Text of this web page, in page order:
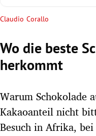
Untermenü
Claudio Corallo
Wo die beste
herkommt
Warum Schokolade
Kakaoanteil nicht
Besuch in Afrika,